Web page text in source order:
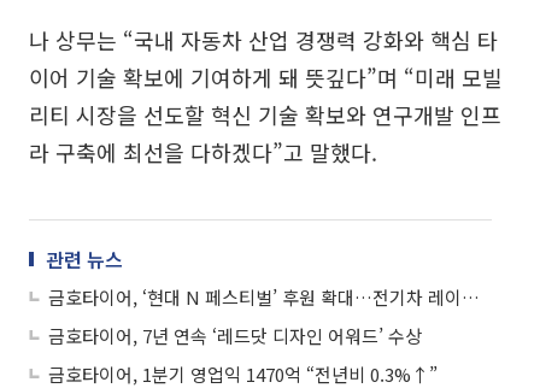
나 상무는 “국내 자동차 산업 경쟁력 강화와 핵심 타
이어 기술 확보에 기여하게 돼 뜻깊다”며 “미래 모빌
리티 시장을 선도할 혁신 기술 확보와 연구개발 인프
라 구축에 최선을 다하겠다”고 말했다.
관련 뉴스
금호타이어, ‘현대 N 페스티벌’ 후원 확대…전기차 레이싱 타이어 기술력 강화
금호타이어, 7년 연속 ‘레드닷 디자인 어워드’ 수상
금호타이어, 1분기 영업익 1470억 “전년비 0.3%↑”